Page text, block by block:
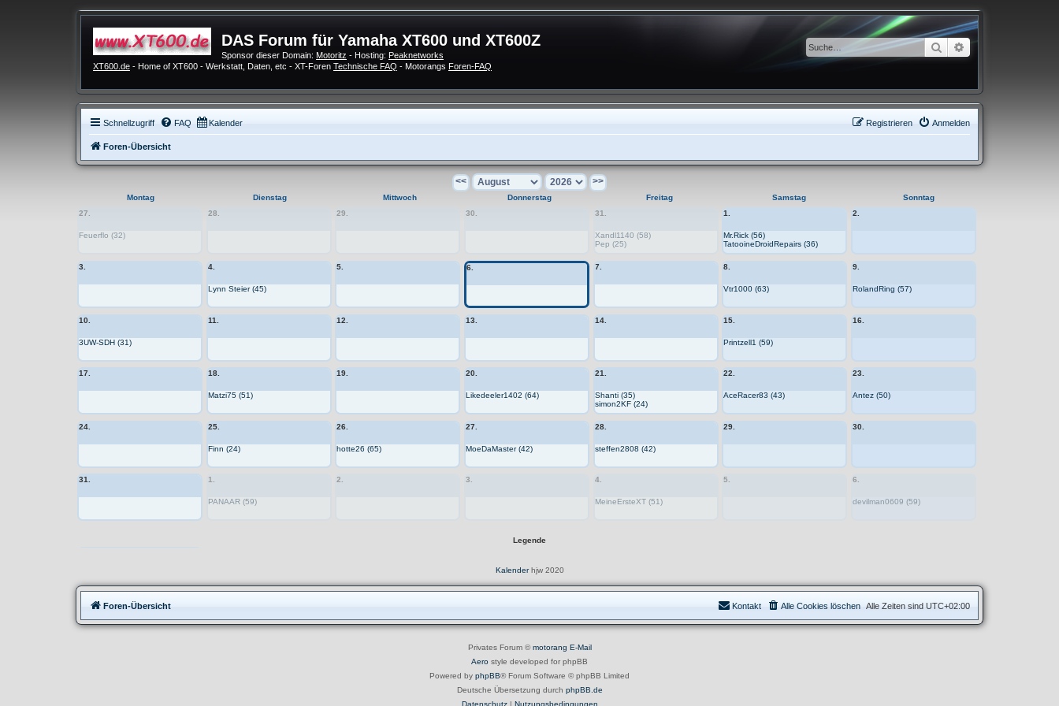
DAS Forum für Yamaha XT600 und XT600Z
Sponsor dieser Domain: Motoritz - Hosting: Peaknetworks
XT600.de - Home of XT600 - Werkstatt, Daten, etc - XT-Foren Technische FAQ - Motorangs Foren-FAQ
Suche Erweiterte Suche
Schnellzugriff FAQ Kalender Anmelden
Registrieren
Foren-Übersicht
<< >>
Montag Dienstag Mittwoch Donnerstag Freitag Samstag
Sonntag
27.
Feuerflo (32)
28. 29. 30. 31.
Xandl1140 (58)
Pep (25)
1.
Mr.Rick (56)
TatooineDroidRepairs (36)
2.
3. 4.
Lynn Steier (45)
5. 6. 7. 8.
Vtr1000 (63)
9.
RolandRing (57)
10.
3UW-SDH (31)
11. 12. 13. 14. 15.
Printzell1 (59)
16.
17. 18.
Matzi75 (51)
19. 20.
Likedeeler1402 (64)
21.
Shanti (35)
simon2KF (24)
22.
AceRacer83 (43)
23.
Antez (50)
24. 25.
Finn (24)
26.
hotte26 (65)
27.
MoeDaMaster (42)
28.
steffen2808 (42)
29. 30.
31. 1.
PANAAR (59)
2. 3. 4.
MeineErsteXT (51)
5. 6.
devilman0609 (59)
Legende
Kalenderhjw 2020
Foren-Übersicht Alle Zeiten sind UTC+02:00
Alle Cookies löschen
Kontakt
Privates Forum ©motorang E-Mail
Aero style developed for phpBB
Powered by phpBB® Forum Software © phpBB Limited
Deutsche Übersetzung durch phpBB.de
Datenschutz| Nutzungsbedingungen